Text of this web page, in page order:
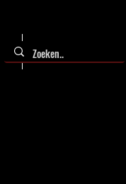
FAQ